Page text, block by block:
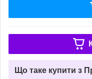
Що таке купити з